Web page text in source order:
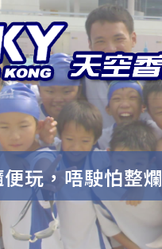
玩，唔駛怕整爛